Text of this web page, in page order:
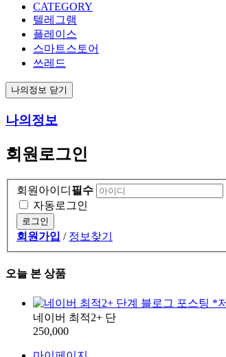
CATEGORY
텔레그램
플레이스
스마트스토어
쓰레드
나의정보 닫기
나의정보
회원로그인
회원아이디 필수
자동로그인
회원가입 / 정보찾기
오늘 본 상품
네이버 최적2+ 단
250,000